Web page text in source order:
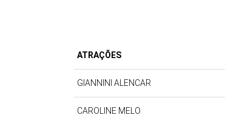
ATRAÇÕES
GIANNINI ALENCAR
CAROLINE MELO